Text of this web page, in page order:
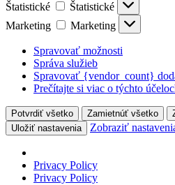
Štatistické
Štatistické
Marketing
Marketing
Spravovať možnosti
Správa služieb
Spravovať {vendor_count}
Prečítajte si viac o týchto
Potvrdiť všetko Zamietnúť všetko
Uložiť nastavenia
Zobraziť
Privacy Policy
Privacy Policy